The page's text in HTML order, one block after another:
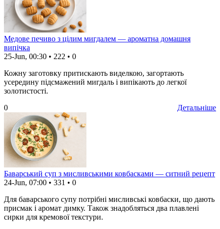
Медове печиво з цілим мигдалем — ароматна домашня
випічка
25-Jun, 00:30 • 222 • 0
Кожну заготовку притискають виделкою, загортають
усередину підсмажений мигдаль і випікають до легкої
золотистості.
Детальніше
0
Баварський суп з мисливськими ковбасками — ситний рецепт
24-Jun, 07:00 • 331 • 0
Для баварського супу потрібні мисливські ковбаски, що дають
присмак і аромат димку. Також знадобляться два плавлені
сирки для кремової текстури.